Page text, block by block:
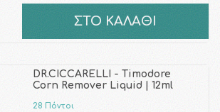
ΣΤΟ ΚΑΛΑΘΙ
DR.CICCARELLI - Timodore
Corn Remover Liquid | 12ml
28 Πόντοι